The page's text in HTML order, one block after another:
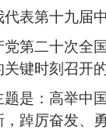
表第十九届
党第二十次全
键时刻召开
题是：高举中
踔厉奋发、